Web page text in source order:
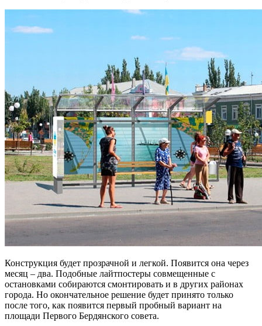
Конструкция будет прозрачной и легкой. Появится она через
месяц – два. Подобные лайтпостеры совмещенные с
остановками собираются смонтировать и в других районах
города. Но окончательное решение будет принято только
после того, как появится первый пробный вариант на
площади Первого Бердянского совета.